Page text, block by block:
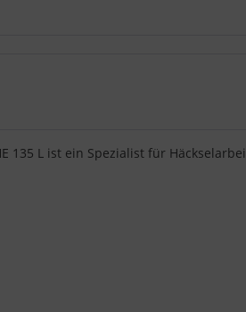
135 L ist ein Spezialist für